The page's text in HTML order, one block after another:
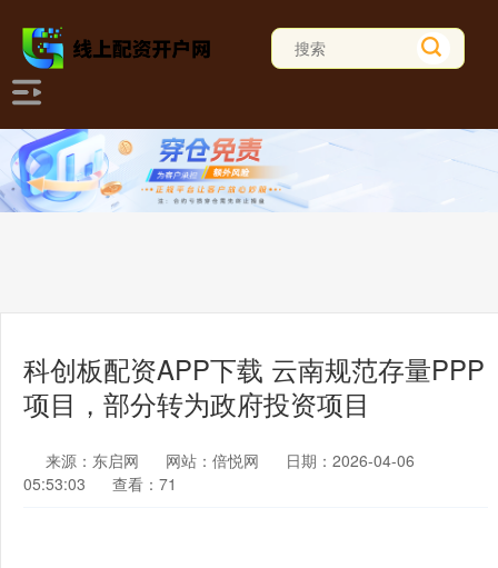
科创板配资APP下载 云南规范存量PPP
项目，部分转为政府投资项目
来源：东启网 网站：倍悦网
日期：2026-04-06
05:53:03
查看：71